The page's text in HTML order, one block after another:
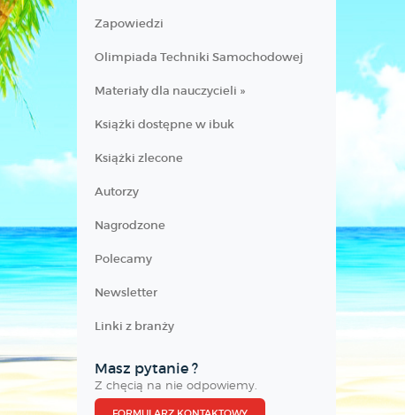
Zapowiedzi
Olimpiada Techniki Samochodowej
Materiały dla nauczycieli »
Książki dostępne w ibuk
Książki zlecone
Autorzy
Nagrodzone
Polecamy
Newsletter
Linki z branży
Masz pytanie ?
Z chęcią na nie odpowiemy.